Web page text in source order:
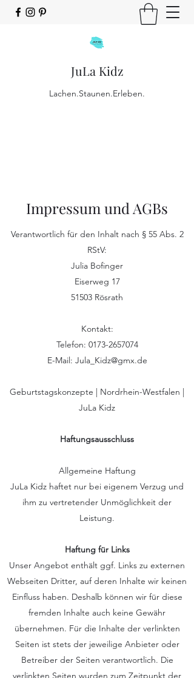
JuLa Kidz
Lachen.Staunen.Erleben.
Impressum und AGBs
Verantwortlich für den Inhalt nach § 55 Abs. 2
RStV:
Julia Bofinger
Eiserweg 17
51503 Rösrath
Kontakt:
Telefon: 0173-2657074
E-Mail: Jula_Kidz@gmx.de
Geburtstagskonzepte | Nordrhein-Westfalen |
JuLa Kidz
Haftungsausschluss
Allgemeine Haftung
JuLa Kidz haftet nur bei eigenem Verzug und
ihm zu vertretender Unmöglichkeit der
Leistung.
Haftung für Links
Unser Angebot enthält ggf. Links zu externen
Webseiten Dritter, auf deren Inhalte wir keinen
Einfluss haben. Deshalb können wir für diese
fremden Inhalte auch keine Gewähr
übernehmen. Für die Inhalte der verlinkten
Seiten ist stets der jeweilige Anbieter oder
Betreiber der Seiten verantwortlich. Die
verlinkten Seiten wurden zum Zeitpunkt der